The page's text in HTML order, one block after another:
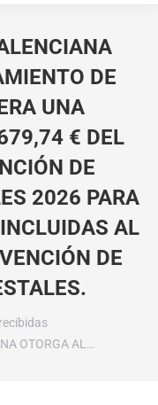
DE
UNA
€ DEL
DE
2026 PARA
AL
DE
OTORGA AL…